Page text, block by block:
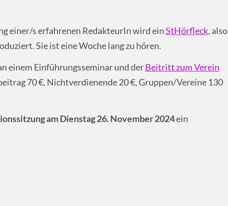
einer/s erfahrenen RedakteurIn wird einStHörfleck, also
Sie ist eine Woche lang zu hören.
einem Einführungsseminar und derBeitritt zum Verein
70 €, Nichtverdienende 20 €, Gruppen/Vereine 130
am Dienstag 26. November 2024ein